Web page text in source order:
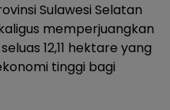
Sulawesi Selatan
memperjuangkan
12,11 hektare yang
tinggi bagi